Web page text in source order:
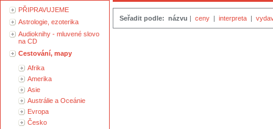
PŘIPRAVUJEME
Astrologie, ezoterika
Audioknihy - mluvené slovo
na CD
Cestování, mapy
Afrika
Amerika
Asie
Austrálie a Oceánie
Evropa
Česko
Seřadit podle: názvu | ceny | interpreta |